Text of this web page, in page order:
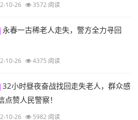
10-26 3572 阅读
永春一古稀老人走失，警方全力寻回
10-26 4375 阅读
32小时昼夜奋战找回走失老人，群众感
点赞人民警察！
10-26 5982 阅读